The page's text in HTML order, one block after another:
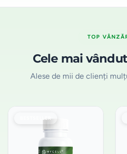
TOP
Cele mai
Alese de mii de clienți
BESTSELLER